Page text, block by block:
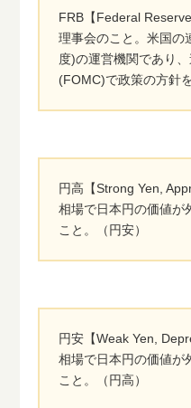
FRB【Federal
理事会のこと。米国の
度)の運営機関であり
(FOMC)で政策の方針
円高【Strong Yen,
相場で日本円の価値が
こと。（円安）
円安【Weak Yen,
相場で日本円の価値が
こと。（円高）